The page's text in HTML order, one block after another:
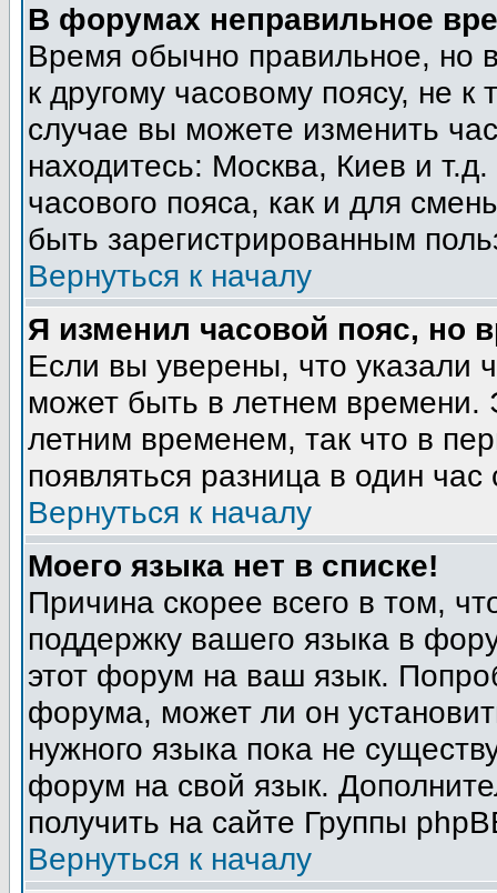
В форумах неправильное
Время обычно правильное, но
к другому часовому поясу, не
случае вы можете изменить
находитесь: Москва, Киев и
часового пояса, как и для
быть зарегистрированным
Вернуться к началу
Я изменил часовой пояс, но
Если вы уверены, что указали
может быть в летнем времени.
летним временем, так что в
появляться разница в один
Вернуться к началу
Моего языка нет в списке!
Причина скорее всего в том,
поддержку вашего языка в
этот форум на ваш язык.
форума, может ли он
нужного языка пока не
форум на свой язык.
получить на сайте Группы
Вернуться к началу